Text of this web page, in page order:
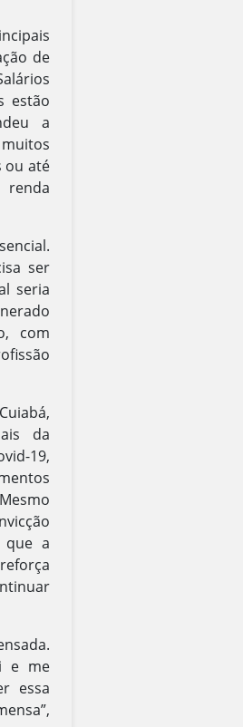
de
estão
a
ou até
ser
seria
com
da
19,
que a
e me
essa